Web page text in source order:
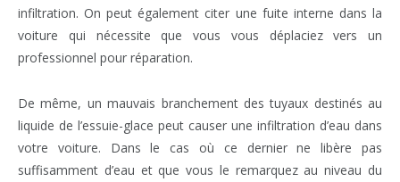
infiltration. On peut également citer une fuite interne dans la
voiture qui nécessite que vous vous déplaciez vers un
professionnel pour réparation.
De même, un mauvais branchement des tuyaux destinés au
liquide de l’essuie-glace peut causer une infiltration d’eau dans
votre voiture. Dans le cas où ce dernier ne libère pas
suffisamment d’eau et que vous le remarquez au niveau du